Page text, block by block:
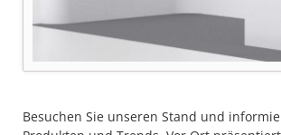
Besuchen Sie unseren Stand und